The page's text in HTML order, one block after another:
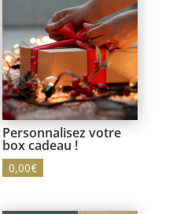
Personnalisez votre
box cadeau !
0,00€